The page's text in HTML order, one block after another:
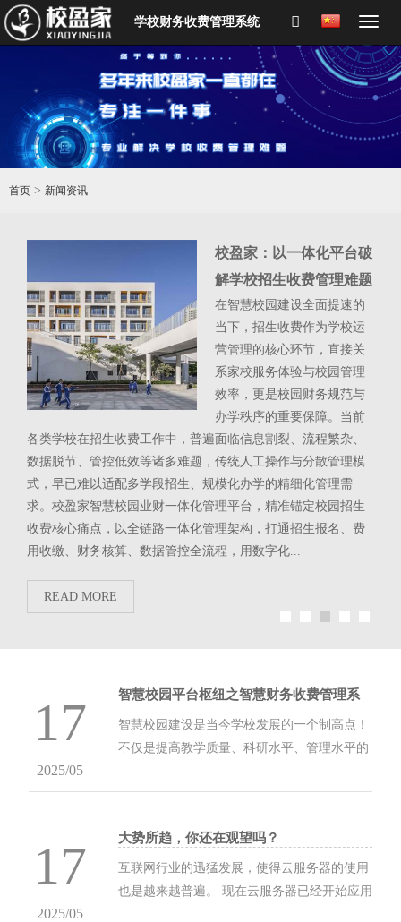
学校财务收费管理系统
首页 > 新闻资讯
校盈家：以一体化平台破
解学校招生收费管理难题
在智慧校园建设全面提速的
当下，招生收费作为学校运
营管理的核心环节，直接关
系家校服务体验与校园管理
效率，更是校园财务规范与
办学秩序的重要保障。当前
各类学校在招生收费工作中，普遍面临信息割裂、流程繁杂、
数据脱节、管控低效等诸多难题，传统人工操作与分散管理模
式，早已难以适配多学段招生、规模化办学的精细化管理需
求。校盈家智慧校园业财一体化管理平台，精准锚定校园招生
收费核心痛点，以全链路一体化管理架构，打通招生报名、费
用收缴、财务核算、数据管控全流程，用数字化...
READ MORE
17
2025/05
智慧校园平台枢纽之智慧财务收费管理系
智慧校园建设是当今学校发展的一个制高点！
不仅是提高教学质量、科研水平、管理水平的
学理念的一场深刻变革和创新。 智慧校...
17
2025/05
大势所趋，你还在观望吗？
互联网行业的迅猛发展，使得云服务器的使用
也是越来越普遍。 现在云服务器已经开始应用